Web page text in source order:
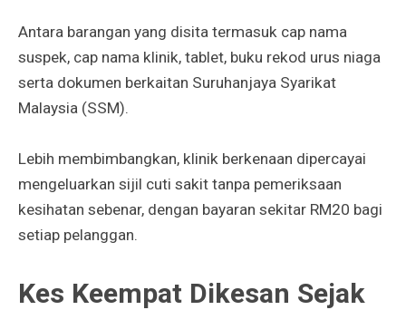
Antara barangan yang disita termasuk cap nama
suspek, cap nama klinik, tablet, buku rekod urus niaga
serta dokumen berkaitan Suruhanjaya Syarikat
Malaysia (SSM).
Lebih membimbangkan, klinik berkenaan dipercayai
mengeluarkan sijil cuti sakit tanpa pemeriksaan
kesihatan sebenar, dengan bayaran sekitar RM20 bagi
setiap pelanggan.
Kes Keempat Dikesan Sejak